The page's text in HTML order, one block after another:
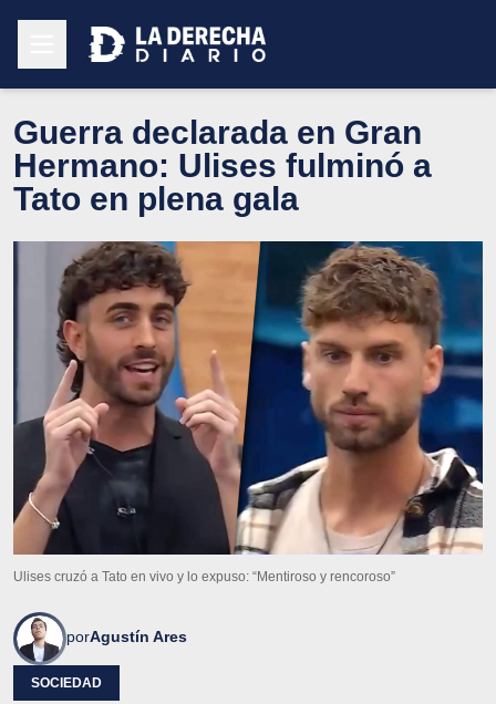
Guerra declarada en Gran
Hermano: Ulises fulminó a
Tato en plena gala
Ulises cruzó a Tato en vivo y lo expuso: “Mentiroso y rencoroso”
porAgustín Ares
SOCIEDAD